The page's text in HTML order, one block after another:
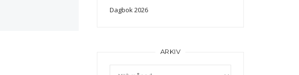
Dagbok 2026
ARKIV
Arkiv